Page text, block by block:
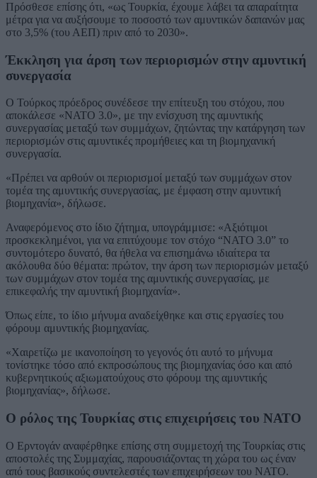
Πρόσθεσε επίσης ότι, «ως Τουρκία, έχουμε λάβει τα απαραίτητα
μέτρα για να αυξήσουμε το ποσοστό των αμυντικών δαπανών μας
στο 3,5% (του ΑΕΠ) πριν από το 2030».
Έκκληση για άρση των περιορισμών στην αμυντική
συνεργασία
Ο Τούρκος πρόεδρος συνέδεσε την επίτευξη του στόχου, που
αποκάλεσε «ΝΑΤΟ 3.0», με την ενίσχυση της αμυντικής
συνεργασίας μεταξύ των συμμάχων, ζητώντας την κατάργηση των
περιορισμών στις αμυντικές προμήθειες και τη βιομηχανική
συνεργασία.
«Πρέπει να αρθούν οι περιορισμοί μεταξύ των συμμάχων στον
τομέα της αμυντικής συνεργασίας, με έμφαση στην αμυντική
βιομηχανία», δήλωσε.
Αναφερόμενος στο ίδιο ζήτημα, υπογράμμισε: «Αξιότιμοι
προσκεκλημένοι, για να επιτύχουμε τον στόχο “ΝΑΤΟ 3.0” το
συντομότερο δυνατό, θα ήθελα να επισημάνω ιδιαίτερα τα
ακόλουθα δύο θέματα: πρώτον, την άρση των περιορισμών μεταξύ
των συμμάχων στον τομέα της αμυντικής συνεργασίας, με
επικεφαλής την αμυντική βιομηχανία».
Όπως είπε, το ίδιο μήνυμα αναδείχθηκε και στις εργασίες του
φόρουμ αμυντικής βιομηχανίας.
«Χαιρετίζω με ικανοποίηση το γεγονός ότι αυτό το μήνυμα
τονίστηκε τόσο από εκπροσώπους της βιομηχανίας όσο και από
κυβερνητικούς αξιωματούχους στο φόρουμ της αμυντικής
βιομηχανίας», δήλωσε.
Ο ρόλος της Τουρκίας στις επιχειρήσεις του ΝΑΤΟ
Ο Ερντογάν αναφέρθηκε επίσης στη συμμετοχή της Τουρκίας στις
αποστολές της Συμμαχίας, παρουσιάζοντας τη χώρα του ως έναν
από τους βασικούς συντελεστές των επιχειρήσεων του ΝΑΤΟ.